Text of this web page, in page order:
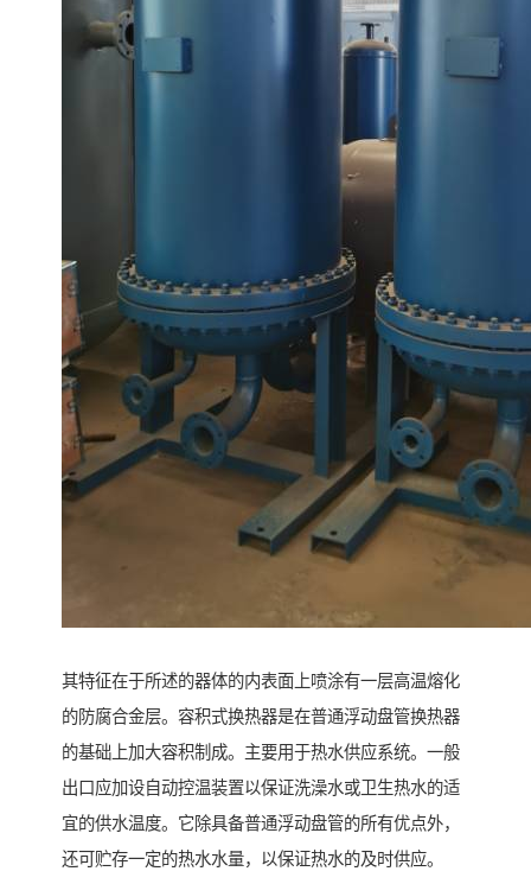
其特征在于所述的器体的内表面上喷涂有一层高温熔化
的防腐合金层。容积式换热器是在普通浮动盘管换热器
的基础上加大容积制成。主要用于热水供应系统。一般
出口应加设自动控温装置以保证洗澡水或卫生热水的适
宜的供水温度。它除具备普通浮动盘管的所有优点外，
还可贮存一定的热水水量，以保证热水的及时供应。